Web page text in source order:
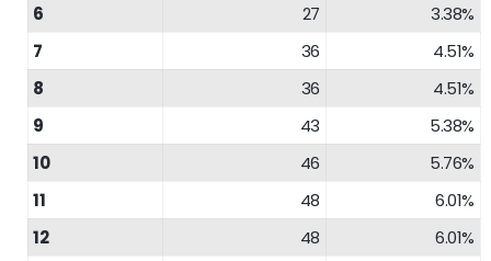
6
27
3.38%
7
36
4.51%
8
36
4.51%
9
43
5.38%
10
46
5.76%
11
48
6.01%
12
48
6.01%